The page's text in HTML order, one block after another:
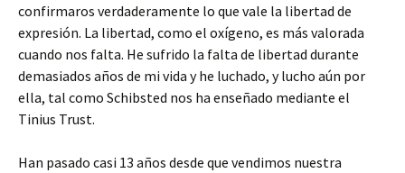
confirmaros verdaderamente lo que vale la libertad de
expresión. La libertad, como el oxígeno, es más valorada
cuando nos falta. He sufrido la falta de libertad durante
demasiados años de mi vida y he luchado, y lucho aún por
ella, tal como Schibsted nos ha enseñado mediante el
Tinius Trust.
Han pasado casi 13 años desde que vendimos nuestra